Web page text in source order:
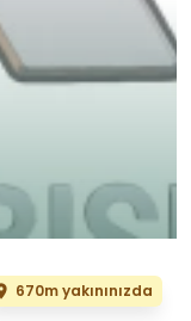
670m yakınınızda